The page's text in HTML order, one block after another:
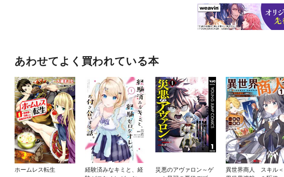
あわせてよく買われている本
ホームレス転生
経験済みなキミと、経
災悪のアヴァロン～ゲ
異世界商人 スキル＜